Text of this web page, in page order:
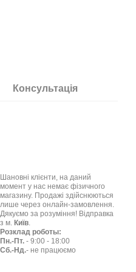
Консультація
Шановні клієнти, на даний
момент у нас немає фізичного
магазину. Продажі здійснюються
лише через онлайн-замовлення.
Дякуємо за розуміння! Відправка
з м. Київ.
Розклад роботы:
Пн.-Пт. - 9:00 - 18:00
Сб.-Нд.- не працюємо